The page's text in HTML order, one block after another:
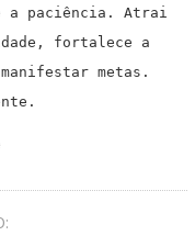
a paciência. Atrai
fortalece a
metas.